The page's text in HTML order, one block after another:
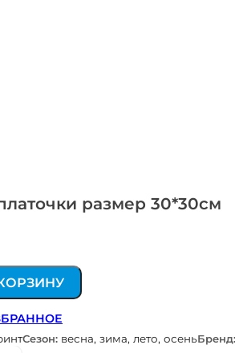
размер 30*30см
Сезон: весна, зима, лето, осень